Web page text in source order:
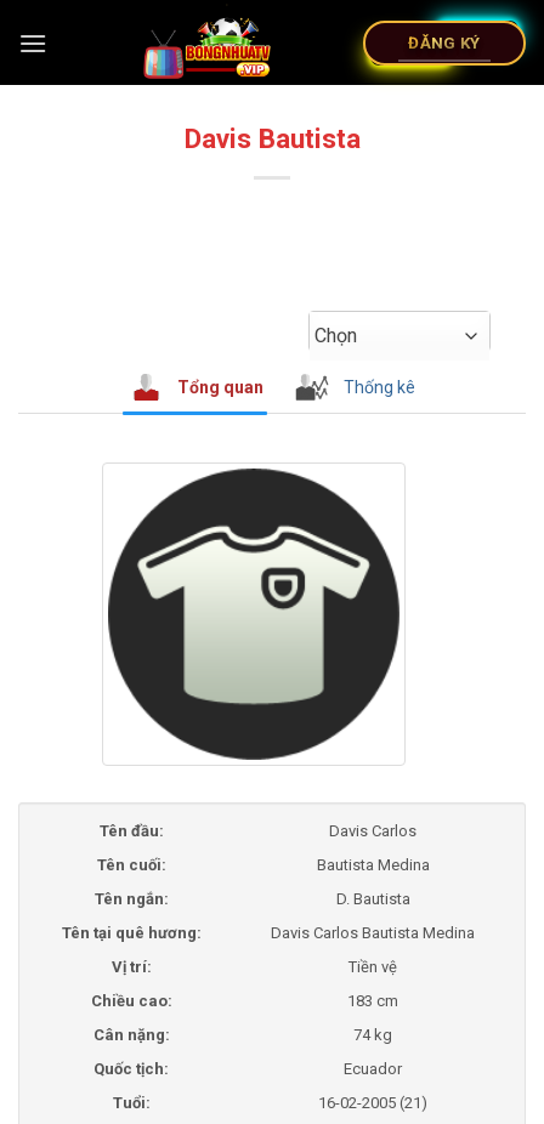
ĐĂNG KÝ
Davis Bautista
Chọn
Tổng quan Thống kê
Tên đầu:
Davis Carlos
Tên cuối:
Bautista Medina
Tên ngắn:
D. Bautista
Tên tại quê hương:
Davis Carlos Bautista Medina
Vị trí:
Tiền vệ
Chiều cao:
183 cm
Cân nặng:
74 kg
Quốc tịch:
Ecuador
Tuổi:
16-02-2005 (21)